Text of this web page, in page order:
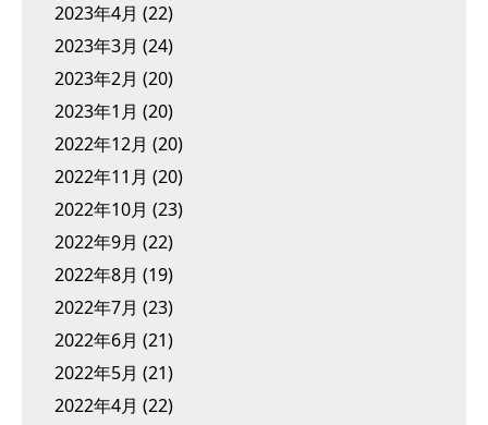
2023年4月 (22)
2023年3月 (24)
2023年2月 (20)
2023年1月 (20)
2022年12月 (20)
2022年11月 (20)
2022年10月 (23)
2022年9月 (22)
2022年8月 (19)
2022年7月 (23)
2022年6月 (21)
2022年5月 (21)
2022年4月 (22)